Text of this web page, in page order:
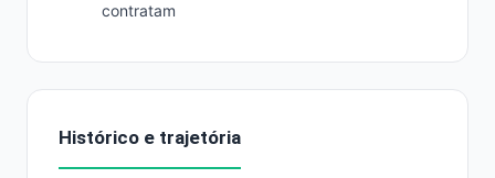
contratam
Histórico e trajetória